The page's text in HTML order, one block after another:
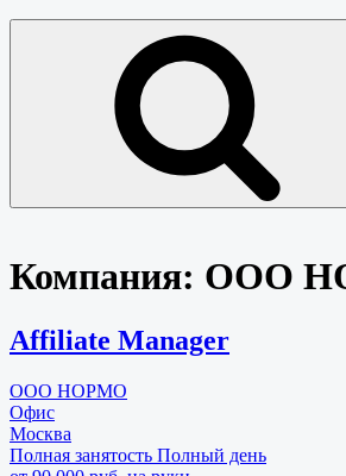
Компания: ООО
Affiliate Manager
ООО НОРМО
Офис
Москва
Полная занятость Полный день